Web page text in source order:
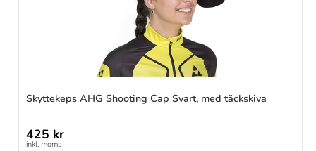
Skyttekeps AHG Shooting Cap Svart, med täckskiva
425 kr
inkl. moms